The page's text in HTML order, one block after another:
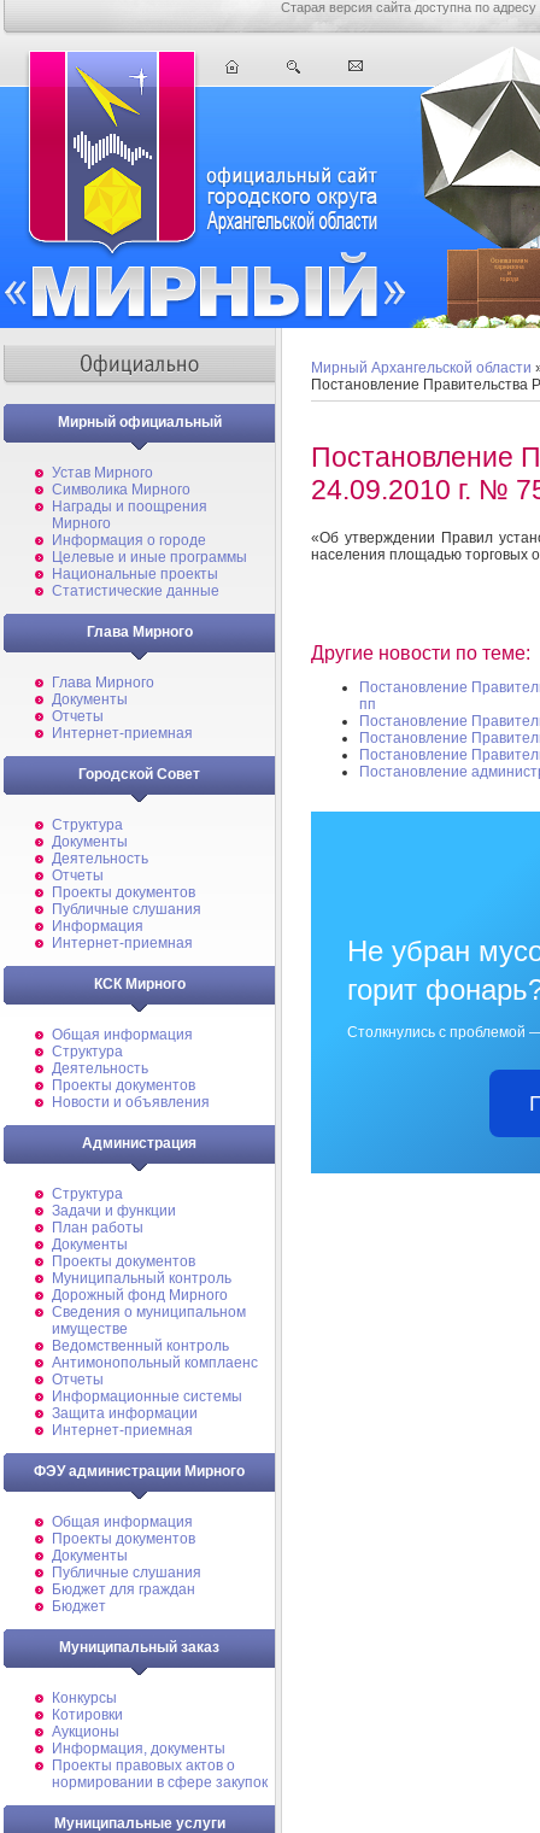
Старая версия сайта доступна по адресу
Мирный официальный
Устав Мирного
Символика Мирного
Награды и поощрения
Мирного
Информация о городе
Целевые и иные программы
Национальные проекты
Статистические данные
Глава Мирного
Глава Мирного
Документы
Отчеты
Интернет-приемная
Городской Совет
Структура
Документы
Деятельность
Отчеты
Проекты документов
Публичные слушания
Информация
Интернет-приемная
КСК Мирного
Общая информация
Структура
Деятельность
Проекты документов
Новости и объявления
Администрация
Структура
Задачи и функции
План работы
Документы
Проекты документов
Муниципальный контроль
Дорожный фонд Мирного
Cведения о муниципальном
имуществе
Ведомственный контроль
Антимонопольный комплаенс
Отчеты
Информационные системы
Защита информации
Интернет-приемная
ФЭУ администрации Мирного
Общая информация
Проекты документов
Документы
Публичные слушания
Бюджет для граждан
Бюджет
Муниципальный заказ
Конкурсы
Котировки
Аукционы
Информация, документы
Проекты правовых актов о
нормировании в сфере закупок
Муниципальные услуги
Мирный Архангельской области
Постановление Правительства
Постановление
24.09.2010 г. №
«Об утверждении Правил
населения площадью торговых
Другие новости по теме:
Постановление
пп
Постановление
Постановление
Постановление
Постановление
Не убран
горит
Столкнулись с проблемой